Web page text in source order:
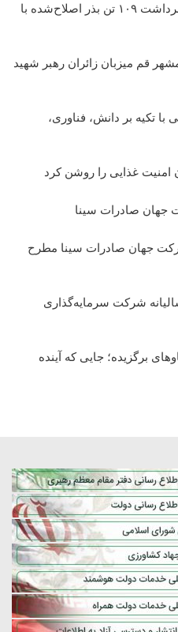
رکوردشکنی در تولید بذر کلزا؛ برداشت ۱۰۹ تن بذر اصلاح‌شده با
قم میزبان زائران رهبر شهید
با تکیه بر دانش، فناوری،
امنیت غذایی را روشن کرد
جهان صادرات سینا
جهان صادرات سینا مطرح
شرکت سرمایه‌گذاری
برگزیده؛ جایی که آینده